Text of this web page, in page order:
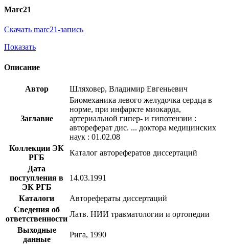
Marc21
Скачать marc21-запись
Показать
Описание
Автор Шляховер, Владимир Евгеньевич
Заглавие
Биомеханика левого желудочка сердца в
норме, при инфаркте миокарда,
артериальной гипер- и гипотензии :
автореферат дис. ... доктора медицинских
наук : 01.02.08
Коллекции ЭК
РГБ
Каталог авторефератов диссертаций
Дата
поступления в
ЭК РГБ
14.03.1991
Каталоги
Авторефераты диссертаций
Сведения об
ответственности
Латв. НИИ травматологии и ортопедии
Выходные
данные
Рига, 1990